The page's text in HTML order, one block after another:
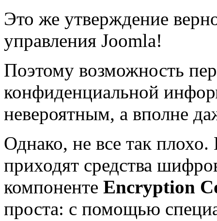
Это же утверждение
управления Joomla!
Поэтому возможность
конфиденциальной
невероятным, а вполне
Однако, не все так
приходят средства
компоненте Encryption
проста: с помощью